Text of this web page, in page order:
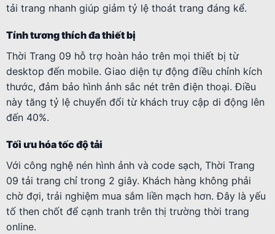
tải trang nhanh giúp giảm tỷ lệ thoát trang đáng kể.
Tính tương thích đa thiết bị
Thời Trang 09 hỗ trợ hoàn hảo trên mọi thiết bị từ
desktop đến mobile. Giao diện tự động điều chỉnh kích
thước, đảm bảo hình ảnh sắc nét trên điện thoại. Điều
này tăng tỷ lệ chuyển đổi từ khách truy cập di động lên
đến 40%.
Tối ưu hóa tốc độ tải
Với công nghệ nén hình ảnh và code sạch, Thời Trang
09 tải trang chỉ trong 2 giây. Khách hàng không phải
chờ đợi, trải nghiệm mua sắm liền mạch hơn. Đây là yếu
tố then chốt để cạnh tranh trên thị trường thời trang
online.